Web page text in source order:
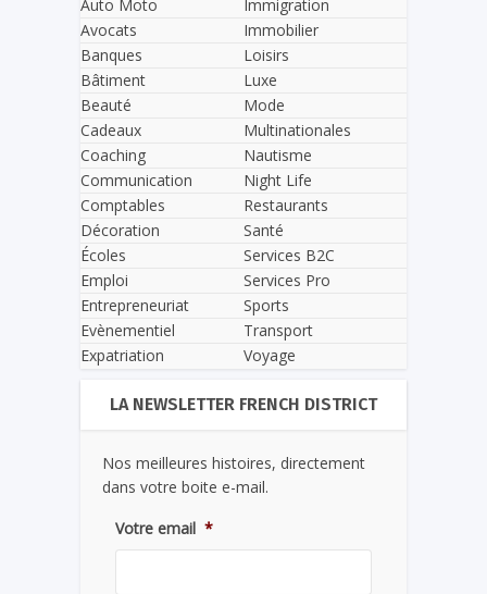
Auto Moto
Avocats
Banques
Bâtiment
Beauté
Cadeaux
Coaching
Communication
Comptables
Décoration
Écoles
Emploi
Entrepreneuriat
Evènementiel
Expatriation
Immigration
Immobilier
Loisirs
Luxe
Mode
Multinationales
Nautisme
Night Life
Restaurants
Santé
Services B2C
Services Pro
Sports
Transport
Voyage
LA NEWSLETTER FRENCH DISTRICT
Nos meilleures histoires, directement
dans votre boite e-mail.
Votre email *